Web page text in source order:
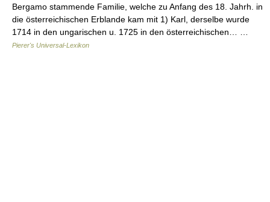
Bergamo stammende Familie, welche zu Anfang des 18. Jahrh. in
die österreichischen Erblande kam mit 1) Karl, derselbe wurde
1714 in den ungarischen u. 1725 in den österreichischen… …
Pierer's Universal-Lexikon